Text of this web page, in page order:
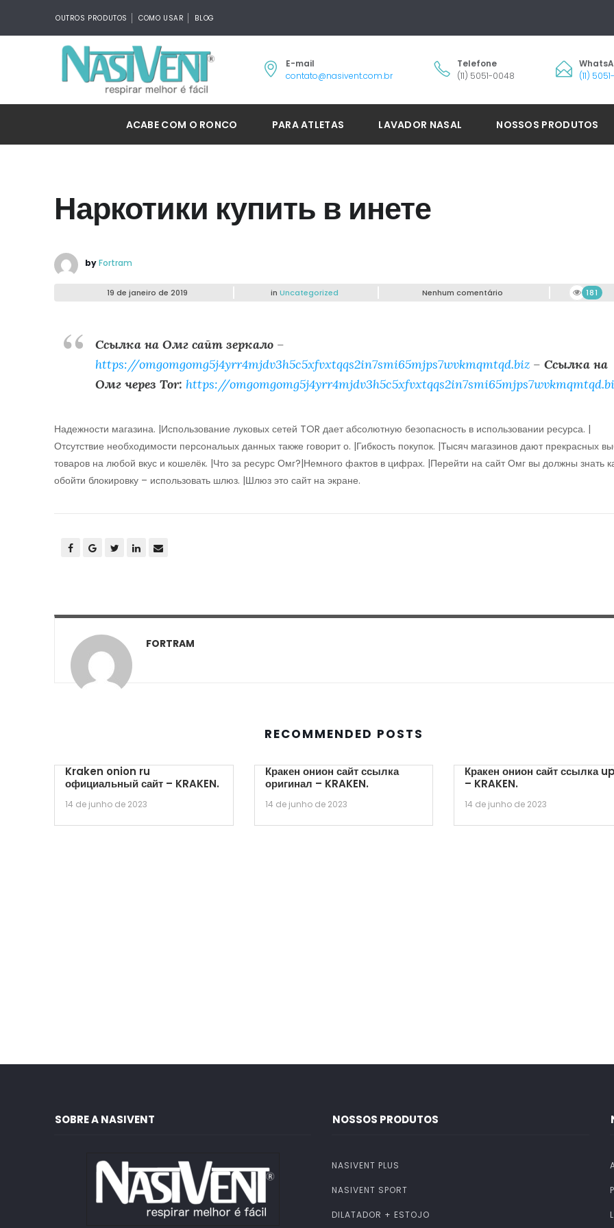
OUTROS PRODUTOS COMO USAR BLOG
E-mail
contato@nasivent.com.br
Telefone
(11) 5051-0048
(11)
ACABE COM O RONCO PARA ATLETAS LAVADOR NASAL NOSSOS PRODUTOS
Наркотики купить в инете
byFortram
19 de janeiro de 2019 in Uncategorized Nenhum comentário 181
Ссылка на Омг сайт зеркало –
https://omgomgomg5j4yrr4mjdv3h5c5xfvxtqqs2in7smi65mjps7wvkmqmtqd.biz – Ссылка на
Омг через Tor: https://
Надежности магазина. |Использование луковых сетей TOR дает абсолютную безопасность в использовании ресурса. |
Отсутствие необходимости персональых данных также говорит о. |Гибкость покупок. |Тысяч магазинов дают прекрасных
товаров на любой вкус и кошелёк. |Что за ресурс Омг?|Немного фактов в цифрах. |Перейти на сайт Омг вы должны знать
обойти блокировку – использовать шлюз. |Шлюз это сайт на экране.
FORTRAM
RECOMMENDED POSTS
Kraken onion ru
официальный сайт – KRAKEN.
14 de junho de 2023
Кракен онион сайт ссылка
оригинал – KRAKEN.
14 de junho de 2023
Кракен онион сайт ссылка up
– KRAKEN.
14 de junho de 2023
SOBRE A NASIVENT NOSSOS PRODUTOS
NASIVENT PLUS
NASIVENT SPORT
DILATADOR + ESTOJO